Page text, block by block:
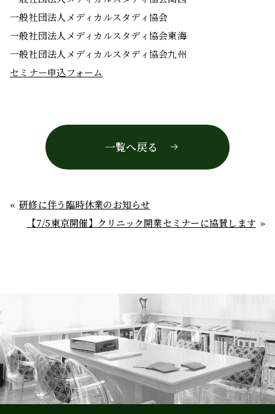
一般社団法人メディカルスタディ協会
一般社団法人メディカルスタディ協会東海
一般社団法人メディカルスタディ協会九州
セミナー申込フォーム
一覧へ戻る
研修に伴う臨時休業のお知らせ
【7/5東京開催】クリニック開業セミナーに協賛します